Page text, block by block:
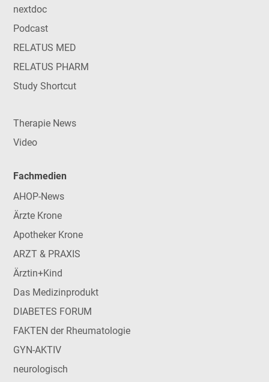
nextdoc
Podcast
RELATUS MED
RELATUS PHARM
Study Shortcut
Therapie News
Video
Fachmedien
AHOP-News
Ärzte Krone
Apotheker Krone
ARZT & PRAXIS
Ärztin+Kind
Das Medizinprodukt
DIABETES FORUM
FAKTEN der Rheumatologie
GYN-AKTIV
neurologisch